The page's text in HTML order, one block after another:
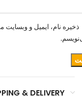
ذخیره نام، ایمیل و وبسایت
& DELIVERY